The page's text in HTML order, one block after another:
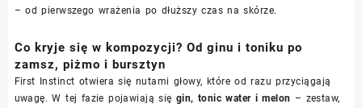
– od pierwszego wrażenia po dłuższy czas na skórze.
Co kryje się w kompozycji? Od ginu i toniku po
zamsz, piżmo i bursztyn
First Instinct otwiera się nutami głowy, które od razu przyciągają
uwagę. W tej fazie pojawiają się gin, tonic water i melon – zestaw,